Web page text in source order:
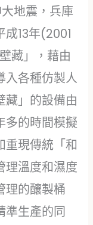
地震，兵庫
13年(2001
藏」，藉由
入各種仿製人
藏」的設備由
多的時間模擬
重現傳統「和
理溫度和濕度
理的釀製桶
準生產的同